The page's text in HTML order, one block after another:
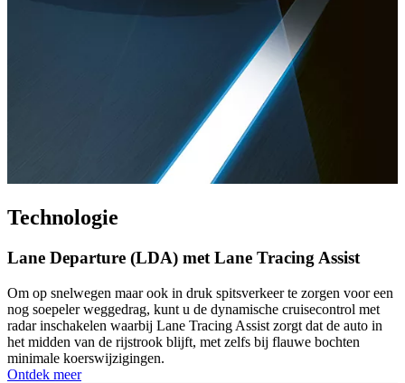
Technologie
Lane Departure (LDA) met Lane Tracing Assist
Om op snelwegen maar ook in druk spitsverkeer te zorgen voor een
nog soepeler weggedrag, kunt u de dynamische cruisecontrol met
radar inschakelen waarbij Lane Tracing Assist zorgt dat de auto in
het midden van de rijstrook blijft, met zelfs bij flauwe bochten
minimale koerswijzigingen.
Ontdek meer